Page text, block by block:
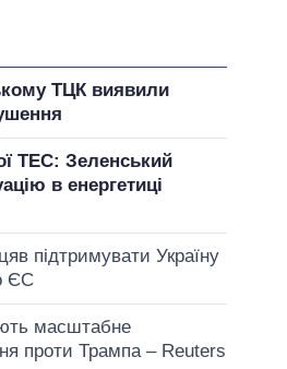
ТЦК виявили
ТЕС: Зеленський
в енергетиці
підтримувати Україну
ЄС
масштабне
проти Трампа – Reuters